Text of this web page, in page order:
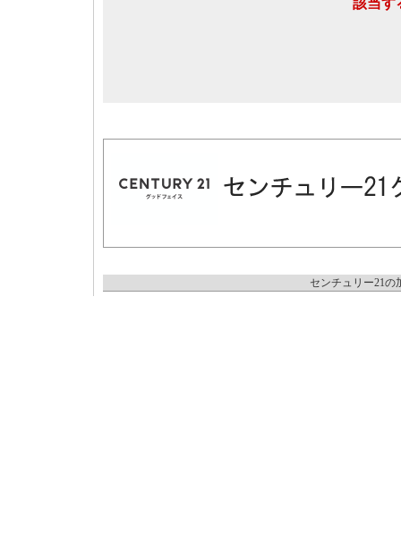
該当す
センチュリー21の